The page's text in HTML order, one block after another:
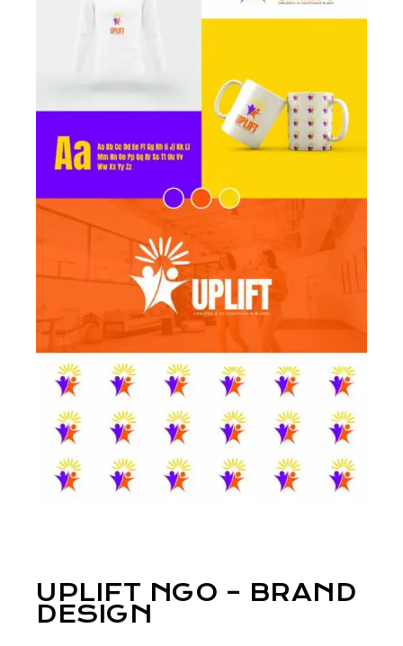
UPLIFT NGO – BRAND
DESIGN